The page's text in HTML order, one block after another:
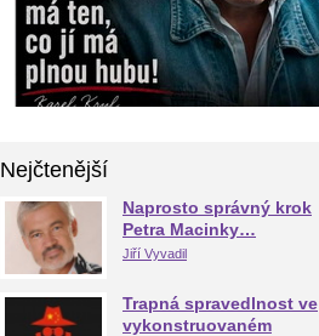
Nejčtenější
Naprosto správný krok
Petra Macinky…
Jiří Vyvadil
Trapná spravedlnost ve
vykonstruovaném